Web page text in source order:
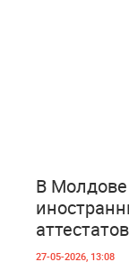
В
27-05-2026, 13:08